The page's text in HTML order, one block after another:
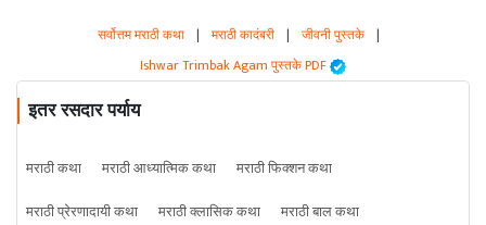
सर्वोत्तम मराठी कथा | मराठी कादंबरी | जीवनी पुस्तके |
Ishwar Trimbak Agam पुस्तके PDF
इतर रसदार पर्याय
मराठी कथा मराठी आध्यात्मिक कथा
मराठी फिक्शन कथा
मराठी प्रेरणादायी कथा
मराठी क्लासिक कथा
मराठी बाल कथा